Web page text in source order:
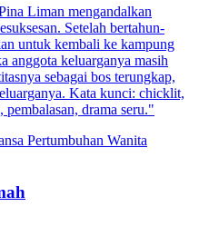
Liman mengandalkan
Setelah bertahun-
untuk kembali ke kampung
anggota keluarganya masih
sebagai bos terungkap,
Kata kunci: chicklit,
pembalasan, drama seru."
Pertumbuhan Wanita